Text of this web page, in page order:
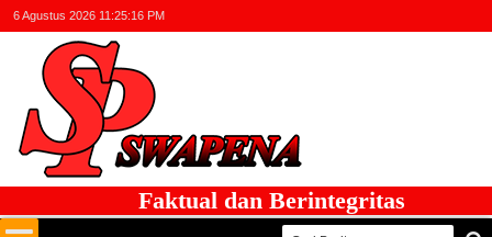
6 Agustus 2026 11:25:17 PM
dan Berintegritas